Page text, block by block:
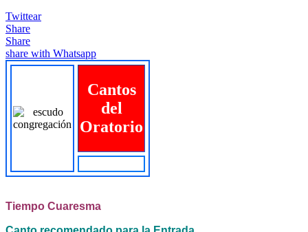
Twittear
Share
Share
share with Whatsapp
Cantos
del
Oratorio
Tiempo Cuaresma